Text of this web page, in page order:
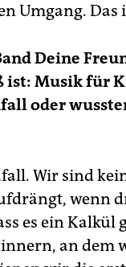
Umgang. Das
Deine
ist: Musik für
oder
Wir sind
wenn
es ein Kalkül
an dem